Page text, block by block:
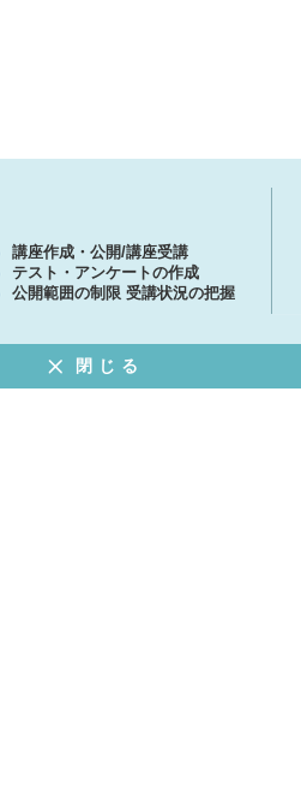
講座作成・公開/講座受講
テスト・アンケートの作成
公開範囲の制限 受講状況の把握
閉じる